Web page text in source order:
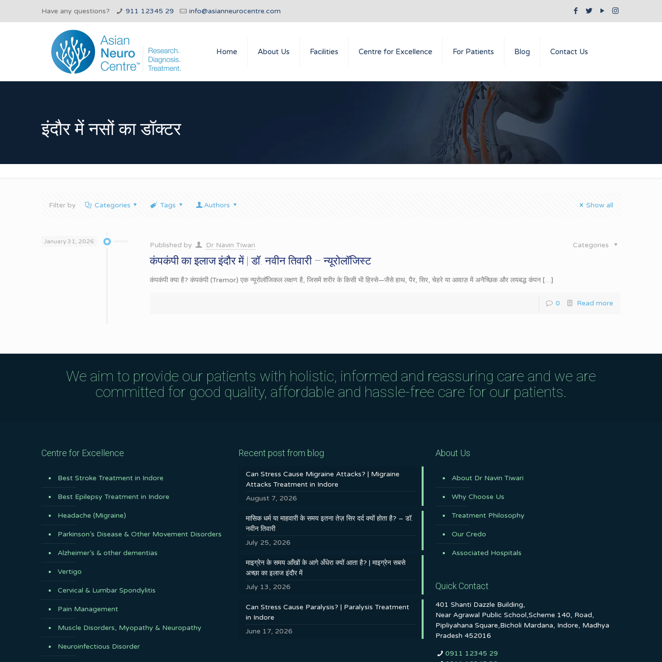
Have any questions? 911 12345 29 info@asianneurocentre.com
Home About Us Facilities Centre for Excellence For Patients Blog Contact Us
इंदौर में नसों का डॉक्टर
Filter by Categories Tags Authors Show all
January 31, 2026 Published by Dr Navin Tiwari Categories
कंपकंपी का इलाज इंदौर में | डॉ. नवीन तिवारी – न्यूरोलॉजिस्ट
कंपकंपी क्या है? कंपकंपी (Tremor) एक न्यूरोलॉजिकल लक्षण है, जिसमें शरीर के किसी भी हिस्से—जैसे हाथ, पैर, सिर, चेहरे या आवाज़ में अनैच्छिक और लयबद्ध कंपन […]
0 Read more
We aim to provide our patients with holistic, informed and reassuring care and we are
committed for good quality, affordable and hassle-free care for our patients.
Centre for Excellence
Best Stroke Treatment in Indore
Best Epilepsy Treatment in Indore
Headache (Migraine)
Parkinson’s Disease & Other Movement Disorders
Alzheimer’s & other dementias
Vertigo
Cervical & Lumbar Spondylitis
Pain Management
Muscle Disorders, Myopathy & Neuropathy
Neuroinfectious Disorder
Recent post from blog
Can Stress Cause Migraine Attacks? | Migraine
Attacks Treatment in Indore
August 7, 2026
मासिक धर्म या माहवारी के समय इतना तेज़ सिर दर्द क्यों होता है? – डॉ.
नवीन तिवारी
July 25, 2026
माइग्रेन के समय आँखों के आगे अँधेरा क्यों आता है? | माइग्रेन सबसे
अच्छा का इलाज इंदौर में
July 13, 2026
Can Stress Cause Paralysis? | Paralysis Treatment
in Indore
June 17, 2026
About Us
About Dr Navin Tiwari
Why Choose Us
Treatment Philosophy
Our Credo
Associated Hospitals
Quick Contact
401 Shanti Dazzle Building,
Near Agrawal Public School,Scheme 140, Road,
Pipliyahana Square,Bicholi Mardana, Indore, Madhya
Pradesh 452016
0911 12345 29